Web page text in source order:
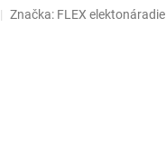
Značka: FLEX elektonáradie